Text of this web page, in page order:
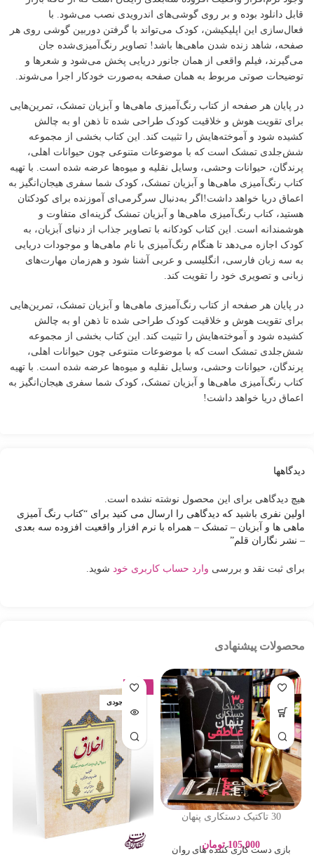
قابل دانلود بوده و بر روی گوشی‌های اندرویدی نصب می‌شود. با
فعال‌سازی این اپلیکیشن، کودک می‌تواند با گرفتن دوربین گوشی روی هر
صفحه، شاهد زنده شدن ماهی‌ها باشد! تصاویر رنگ‌آمیزی‌شده جان
می‌گیرند، فیلم واقعی از همان جانور دریایی پخش می‌شود و شعرها و
توضیحات صوتی مربوط به همان صفحه به‌صورت خودکار اجرا می‌شوند.
در پایان هر صفحه از کتاب رنگ‌آمیزی ماهی‌ها و آبزیان تمشک، تمرین‌هایی
برای تقویت هوش و خلاقیت کودک طراحی شده تا ذهن او به چالش
کشیده شود و آموخته‌هایش را تثبیت کند. این کتاب بخشی از مجموعه
شش‌جلدی تمشک است که با موضوعات متنوعی چون حیوانات اهلی،
پرندگان، حیوانات وحشی، وسایل نقلیه و میوه‌ها عرضه شده است. با تهیه
کتاب رنگ‌آمیزی ماهی‌ها و آبزیان تمشک، کودک شما سفری هیجان‌انگیز به
اعماق دریا خواهد داشت!اگر به‌دنبال سرگرمی‌ای آموزنده برای کودکتان
هستید، کتاب رنگ‌آمیزی ماهی‌ها و آبزیان تمشک گزینه‌ای متفاوت و
هوشمندانه است. این کتاب کودکانه با تصاویر جذاب از دنیای آبزیان، به
کودک اجازه می‌دهد تا هنگام رنگ‌آمیزی با نام ماهی‌ها و موجودات دریایی
به سه زبان فارسی، انگلیسی و عربی آشنا شود و هم‌زمان مهارت‌های
زبانی و تصویری خود را تقویت کند.
در پایان هر صفحه از کتاب رنگ‌آمیزی ماهی‌ها و آبزیان تمشک، تمرین‌هایی
برای تقویت هوش و خلاقیت کودک طراحی شده تا ذهن او به چالش
کشیده شود و آموخته‌هایش را تثبیت کند. این کتاب بخشی از مجموعه
شش‌جلدی تمشک است که با موضوعات متنوعی چون حیوانات اهلی،
پرندگان، حیوانات وحشی، وسایل نقلیه و میوه‌ها عرضه شده است. با تهیه
کتاب رنگ‌آمیزی ماهی‌ها و آبزیان تمشک، کودک شما سفری هیجان‌انگیز به
اعماق دریا خواهد داشت!
دیدگاهها
هیچ دیدگاهی برای این محصول نوشته نشده است.
اولین نفری باشید که دیدگاهی را ارسال می کنید برای “کتاب رنگ آمیزی
ماهی ها و آبزیان – تمشک – همراه با نرم افزار واقعیت افزوده سه بعدی
– نشر نگاران قلم”
برای ثبت نقد و بررسی وارد حساب کاربری خود شوید.
محصولات پیشنهادی
30 تاکتیک دستکاری پنهان
پورباقر – نشر یوشیتا
105,000 تومان
بازی دست کاری کننده های روان
-17%
اتمام موجودی